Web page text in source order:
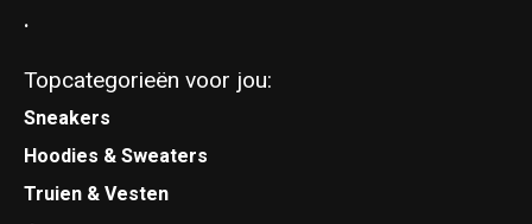
.
Topcategorieën voor jou:
Sneakers
Hoodies & Sweaters
Truien & Vesten